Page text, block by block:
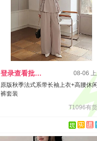
登录查看批发价
08-06
原版秋季法式系带长袖上衣+高腰休
裤套装
T1096有